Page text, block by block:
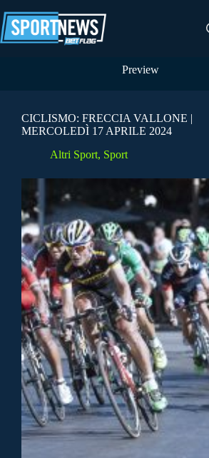
al
contenuto
Preview
CICLISMO: FRECCIA VALLONE |
MERCOLEDÌ 17 APRILE 2024
Altri Sport, Sport